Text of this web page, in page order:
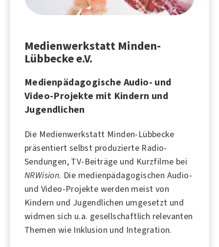
Medienwerkstatt Minden-
Lübbecke e.V.
Medienpädagogische Audio- und
Video-Projekte mit Kindern und
Jugendlichen
Die Medienwerkstatt Minden-Lübbecke
präsentiert selbst produzierte Radio-
Sendungen, TV-Beiträge und Kurzfilme bei
NRWision. Die medienpädagogischen Audio-
und Video-Projekte werden meist von
Kindern und Jugendlichen umgesetzt und
widmen sich u.a. gesellschaftlich relevanten
Themen wie Inklusion und Integration.